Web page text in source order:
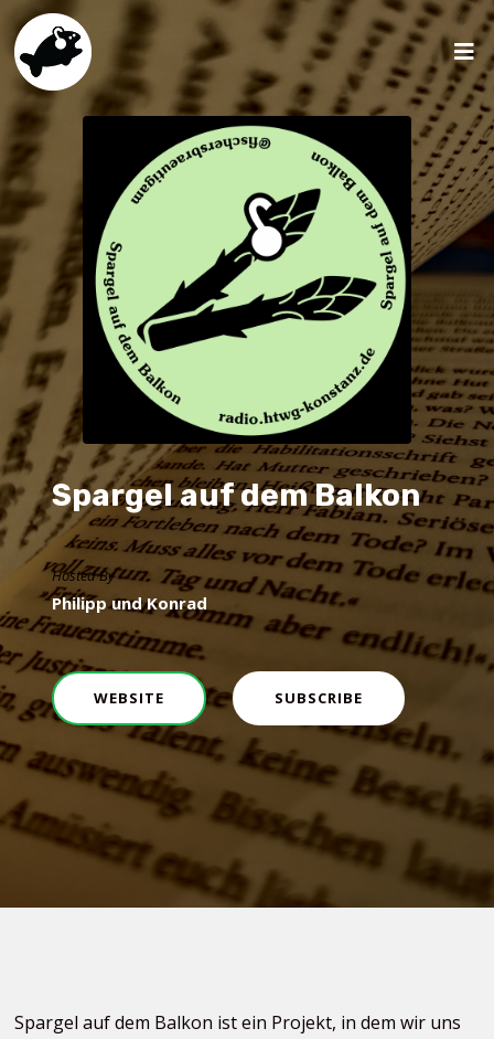
Spargel auf dem Balkon
Hosted By
Philipp und Konrad
WEBSITE SUBSCRIBE
Spargel auf dem Balkon ist ein Projekt, in dem wir uns